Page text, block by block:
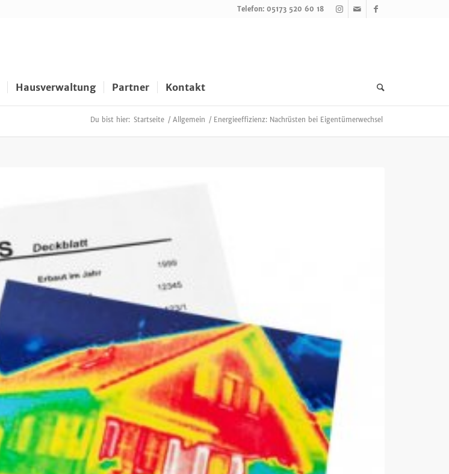
Telefon: 05173 520 60 18
Hausverwaltung Partner Kontakt
Du bist hier: Startseite / Allgemein / Energieeffizienz: Nachrüsten bei Eigentümerwechsel